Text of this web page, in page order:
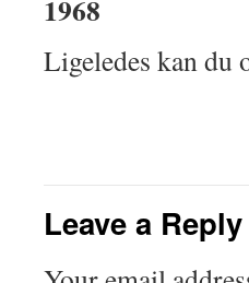
1968
Ligeledes kan du
Leave a Reply